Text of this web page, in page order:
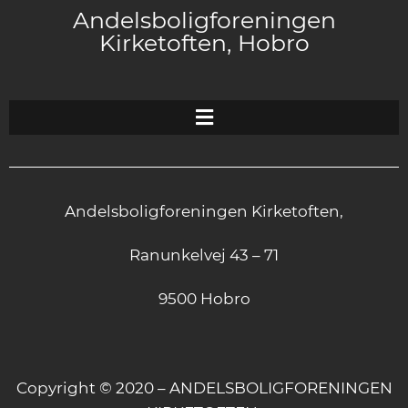
Andelsboligforeningen
Kirketoften, Hobro
Andelsboligforeningen Kirketoften,
Ranunkelvej 43 – 71
9500 Hobro
Copyright © 2020 – ANDELSBOLIGFORENINGEN